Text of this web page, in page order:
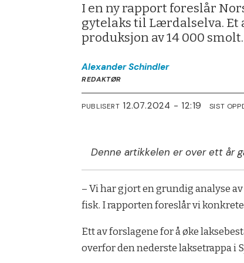
I en ny rapport foreslår
gytelaks til Lærdalselva. Et
produksjon av 14 000 smolt.
Alexander Schindler
REDAKTØR
PUBLISERT 12.07.2024 - 12:19 SIST
Denne artikkelen er over ett år
– Vi har gjort en grundig analyse
fisk. I rapporten foreslår vi
Ett av forslagene for å øke
overfor den nederste laksetrappa i